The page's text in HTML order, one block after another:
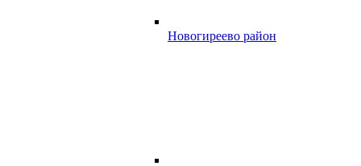
Новогиреево район